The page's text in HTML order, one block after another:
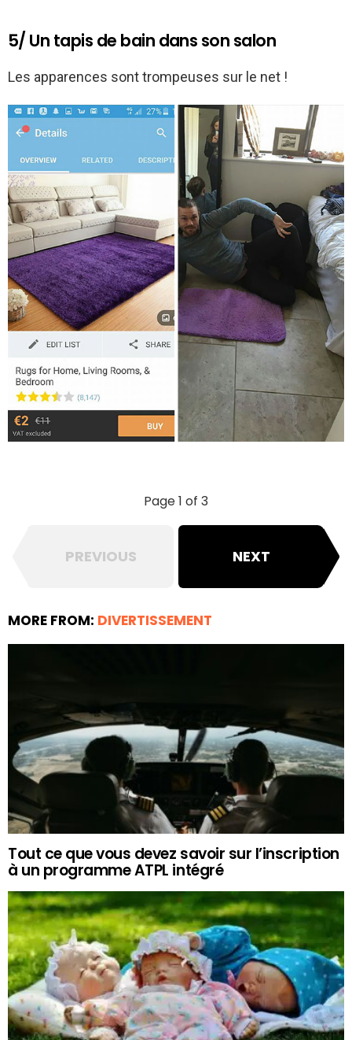
5/ Un tapis de bain dans son salon
Les apparences sont trompeuses sur le net !
Page 1 of 3
PREVIOUS NEXT
MORE FROM: DIVERTISSEMENT
Tout ce que vous devez savoir sur l’inscription
à un programme ATPL intégré